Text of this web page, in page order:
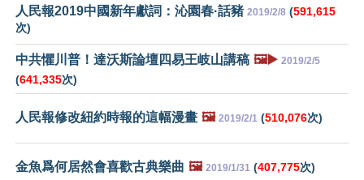
人民報2019中國新年獻詞：沁園春·話豬 2019/2/8 (591,615
次)
中共懼川普！達沃斯論壇四易王岐山講稿 🖼️▶️ 2019/2/5
(641,335次)
人民報修改紐約時報的這幅漫畫 🖼️ 2019/2/1 (510,076次)
金魚爲何居然會喜歡古典樂曲 🖼️ 2019/1/31 (407,775次)